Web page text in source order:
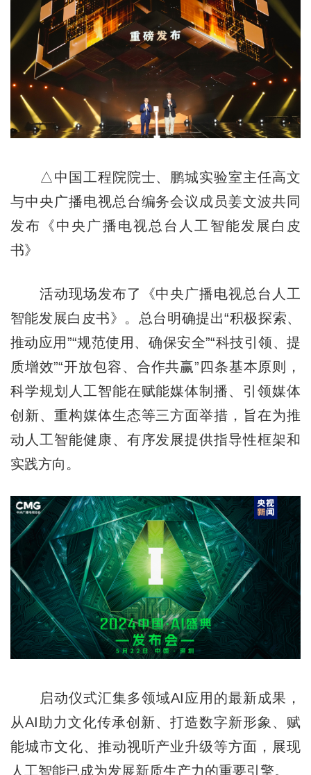
△中国工程院院士、鹏城实验室主任高文
与中央广播电视总台编务会议成员姜文波共同
发布《中央广播电视总台人工智能发展白皮
书》
活动现场发布了《中央广播电视总台人工
智能发展白皮书》。总台明确提出“积极探索、
推动应用”“规范使用、确保安全”“科技引领、提
质增效”“开放包容、合作共赢”四条基本原则，
科学规划人工智能在赋能媒体制播、引领媒体
创新、重构媒体生态等三方面举措，旨在为推
动人工智能健康、有序发展提供指导性框架和
实践方向。
启动仪式汇集多领域AI应用的最新成果，
从AI助力文化传承创新、打造数字新形象、赋
能城市文化、推动视听产业升级等方面，展现
人工智能已成为发展新质生产力的重要引擎。